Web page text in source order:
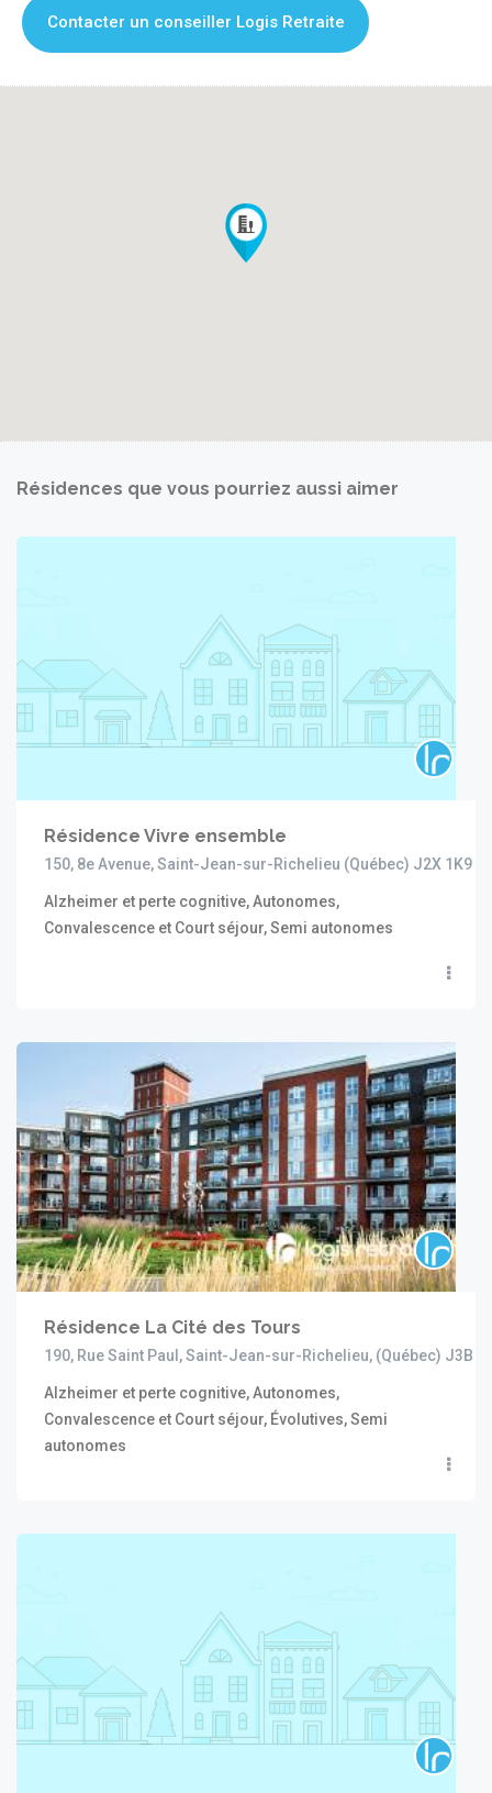
Contacter un conseiller Logis Retraite
Résidences que vous pourriez aussi aimer
Résidence Vivre ensemble
150, 8e Avenue, Saint-Jean-sur-Richelieu (Québec) J2X 1K9
Alzheimer et perte cognitive, Autonomes,
Convalescence et Court séjour, Semi autonomes
Résidence La Cité des Tours
190, Rue Saint Paul, Saint-Jean-sur-Richelieu, (Québec) J3B
Alzheimer et perte cognitive, Autonomes,
Convalescence et Court séjour, Évolutives, Semi
autonomes